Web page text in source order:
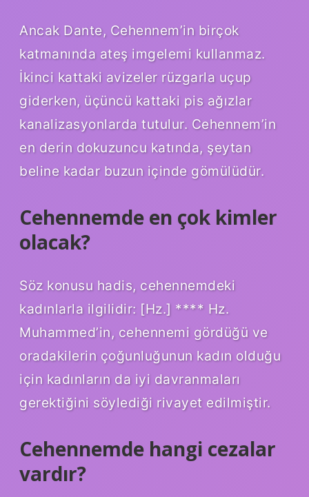
Ancak Dante, Cehennem’in birçok
katmanında ateş imgelemi kullanmaz.
İkinci kattaki avizeler rüzgarla uçup
giderken, üçüncü kattaki pis ağızlar
kanalizasyonlarda tutulur. Cehennem’in
en derin dokuzuncu katında, şeytan
beline kadar buzun içinde gömülüdür.
Cehennemde en çok kimler
olacak?
Söz konusu hadis, cehennemdeki
kadınlarla ilgilidir: [Hz.] **** Hz.
Muhammed’in, cehennemi gördüğü ve
oradakilerin çoğunluğunun kadın olduğu
için kadınların da iyi davranmaları
gerektiğini söylediği rivayet edilmiştir.
Cehennemde hangi cezalar
vardır?